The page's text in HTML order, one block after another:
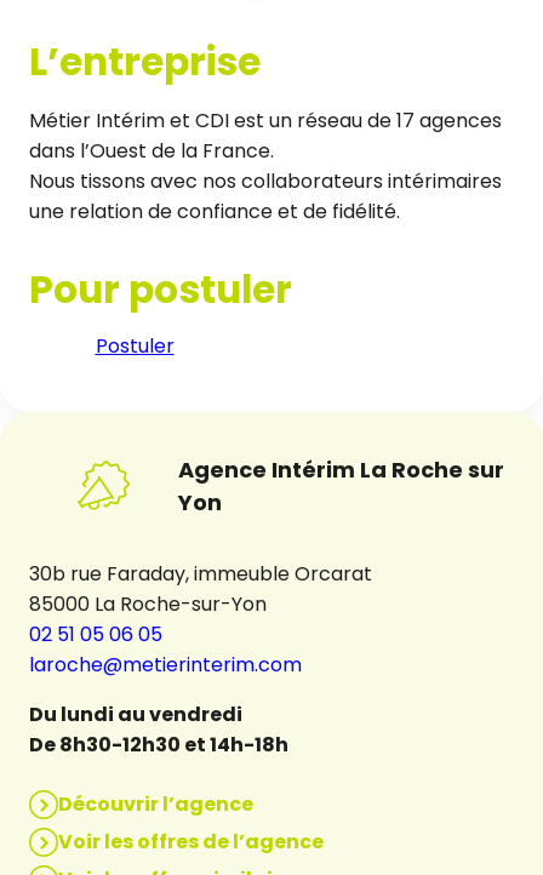
L’entreprise
Métier Intérim et CDI est un réseau de 17 agences
dans l’Ouest de la France.
Nous tissons avec nos collaborateurs intérimaires
une relation de confiance et de fidélité.
Pour postuler
Postuler
Agence Intérim La Roche sur
Yon
30b rue Faraday, immeuble Orcarat
85000 La Roche-sur-Yon
02 51 05 06 05
laroche@metierinterim.com
Du lundi au vendredi
De 8h30-12h30 et 14h-18h
Découvrir l’agence
Voir les offres de l’agence